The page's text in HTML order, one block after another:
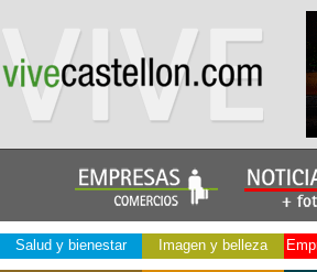
Salud y bienestar Imagen y belleza